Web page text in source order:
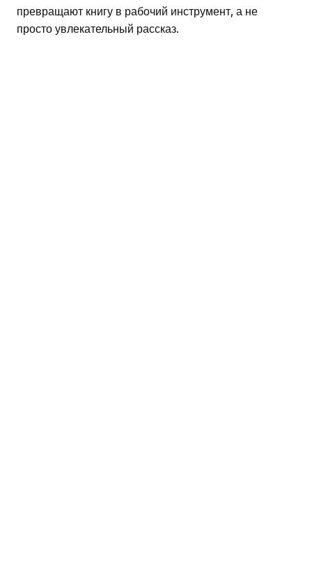
превращают книгу в рабочий инструмент, а не
просто увлекательный рассказ.